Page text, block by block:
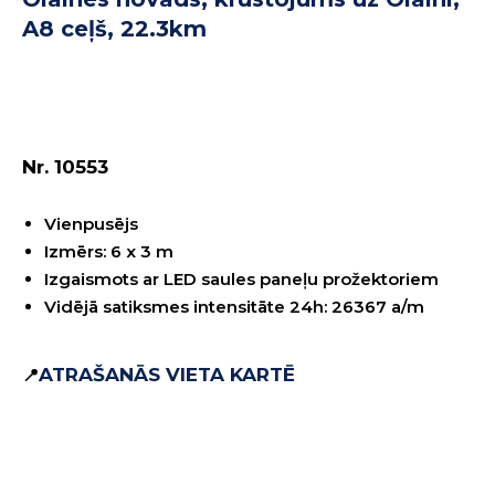
A8 ceļš, 22.3km
Nr. 10553
Vienpusējs
Izmērs: 6 x 3 m
Izgaismots ar LED saules paneļu prožektoriem
Vidējā satiksmes intensitāte 24h: 26367 a/m
📍ATRAŠANĀS VIETA KARTĒ